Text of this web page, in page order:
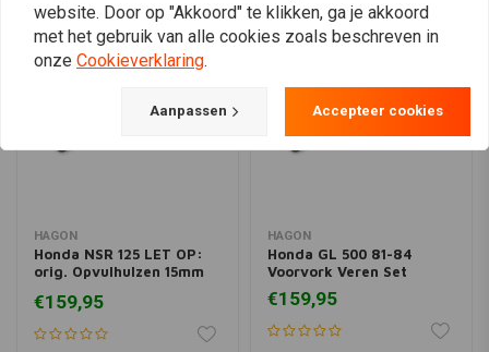
kan worden gedaan met standaard gereedschap. Zorg ervoor dat je
motorfiets goed ondersteund is voordat je begint met het
installatieproces. Raadpleeg de handleiding van je motorfiets voor
specifieke instructies voor het bereiken en vervangen van de vorkveren.
bekend zijn met veersystemen.
HAGON
Honda NSR 125 LET OP:
orig. Opvulhulzen 15mm
Veren Set
€159,95
HAGON
Honda GL 500 81-84
Voorvork Veren Set
€159,95
website. Door op "Akkoord" te klikken, ga je akkoord
met het gebruik van alle cookies zoals beschreven in
onze Cookieverklaring.
Aanpassen Accepteer cookies